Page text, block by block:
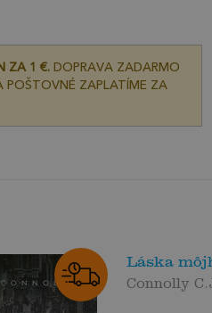
ZA 1 €.DOPRAVA ZADARMO
POŠTOVNÉ ZAPLATÍME ZA
Láska
Connolly